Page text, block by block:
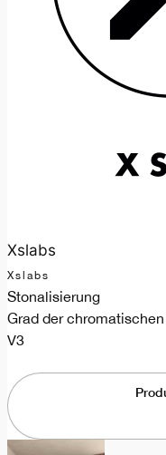
Xslabs
Xslabs
Stonalisierung
Grad der
V3